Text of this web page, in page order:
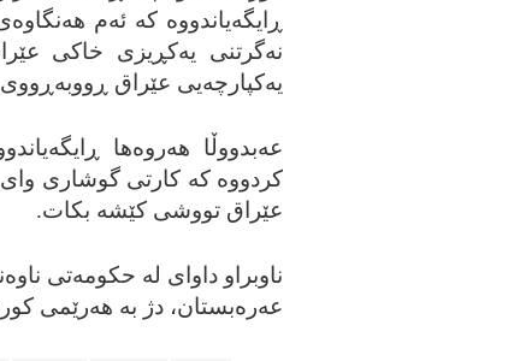
ڕایگه‌یاندووه‌ که‌ ئه‌م
نه‌گرتنی یه‌کڕیزی خاکی
یه‌کپارچه‌یی عێراق
عه‌بدووڵا هه‌روه‌ها
کردووه‌ که‌ کارتی گوشاری وای
عێراق تووشی کێشه‌ بکات.
ناوبراو داوای له‌ حکومه‌تی
عه‌ره‌بستان، دژ به‌ هه‌رێمی